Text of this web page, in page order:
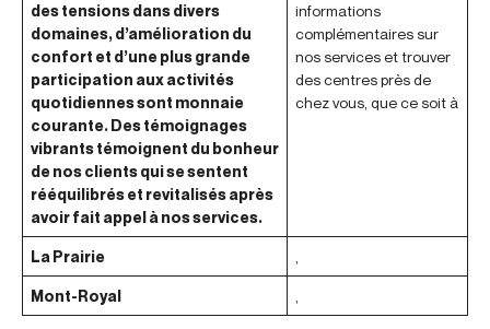
des tensions dans divers
domaines, d’amélioration du
confort et d’une plus grande
participation aux activités
quotidiennes sont monnaie
courante. Des témoignages
vibrants témoignent du bonheur
de nos clients qui se sentent
rééquilibrés et revitalisés après
avoir fait appel à nos services.
informations
complémentaires sur
nos services et trouver
des centres près de
chez vous, que ce soit à
La Prairie
Mont-Royal